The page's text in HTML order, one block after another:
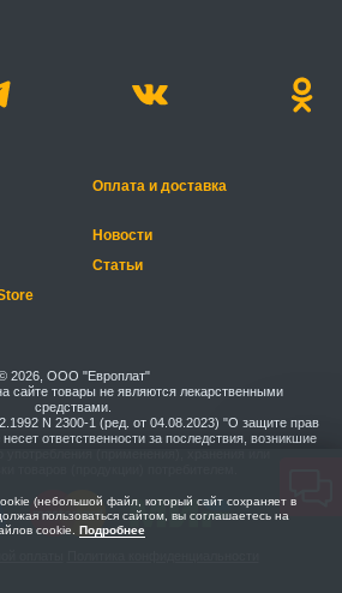
Оплата и доставка
Новости
Статьи
2026, ООО "Европлат"
сайте товары не являются лекарственными
средствами.
N 2300-1 (ред. от 04.08.2023) "О защите прав
ответственности за последствия, возникшие
товаров (продукции) потребителем.
оплаты
(небольшой файл, который сайт сохраняет в
пользоваться сайтом, вы соглашаетесь на
cookie. Подробнее